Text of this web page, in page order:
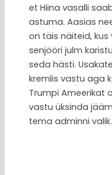
et Hiina vasalli
astuma. Aasias
on täis näiteid,
senjööri julm
seda hästi.
kremlis vastu aga
Trumpi Ameerikat
vastu üksinda
tema adminni valik.